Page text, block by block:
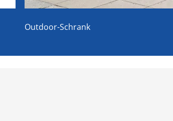
Outdoor-Schrank